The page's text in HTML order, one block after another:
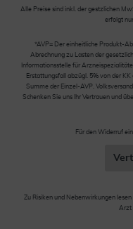
Alle Preise sind inkl. der gestzlichen
erfolgt
*AVP= Der einheitliche Produkt-
Abrechnung zu Lasten der
Informationsstelle für
Erstattungsfall abzügl. 5% von der
Summe der Einzel-AVP.
Schenken Sie uns Ihr Vertrauen und
Für den Widerruf
Zu Risiken und Nebenwirkungen
Arzt